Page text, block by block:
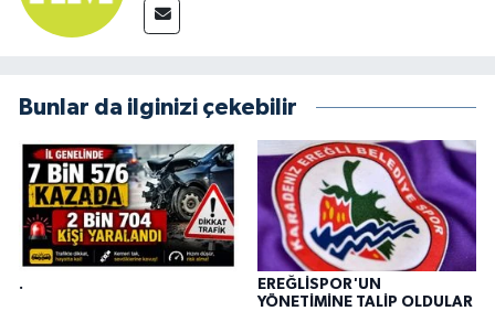
Bunlar da ilginizi çekebilir
.
EREĞLİSPOR'UN
YÖNETİMİNE TALİP OLDULAR